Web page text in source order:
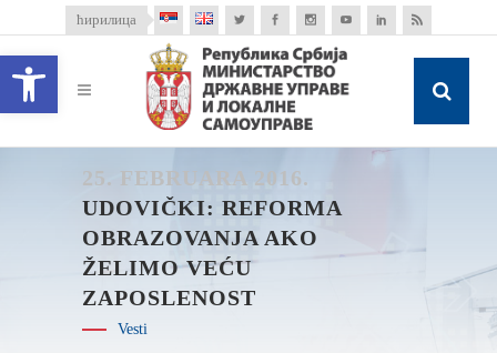
Open toolbar
ћирилица
25. FEBRUARA 2016.
UDOVIČKI: REFORMA
OBRAZOVANJA AKO
ŽELIMO VEĆU
ZAPOSLENOST
Vesti